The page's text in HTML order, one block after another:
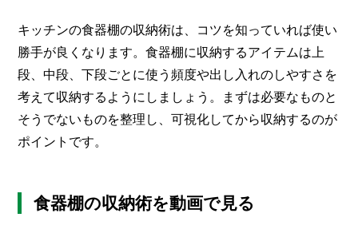
キッチンの食器棚の収納術は、コツを知っていれば使い
勝手が良くなります。食器棚に収納するアイテムは上
段、中段、下段ごとに使う頻度や出し入れのしやすさを
考えて収納するようにしましょう。まずは必要なものと
そうでないものを整理し、可視化してから収納するのが
ポイントです。
食器棚の収納術を動画で見る